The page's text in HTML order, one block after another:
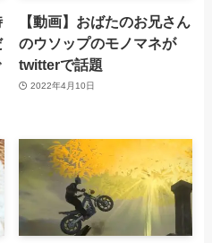
【動画】おばたのお兄さん
のウソップのモノマネが
twitterで話題
2022年4月10日